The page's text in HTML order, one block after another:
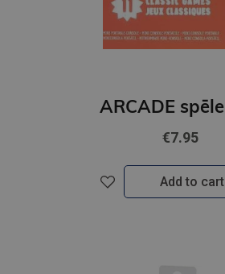
€7.95
Add to cart